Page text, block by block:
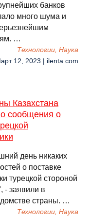
банков
много шума и
…
Технологии, Наука
12, 2023 | ilenta.com
Казахстана
сообщения о
день никаких
о поставке
турецкой стороной
- заявили в
страны. …
Технологии, Наука